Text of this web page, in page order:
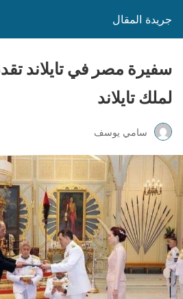
جريدة المقال
سفيرة مصر في تايلاند
لملك تايلاند
سامي يوسف